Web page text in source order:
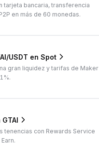
tarjeta bancaria, transferencia
en más de 60 monedas.
USDT en Spot
gran liquidez y tarifas de Maker
tenencias con Rewards Service